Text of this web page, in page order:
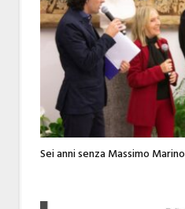
Sei anni senza Massimo Marino